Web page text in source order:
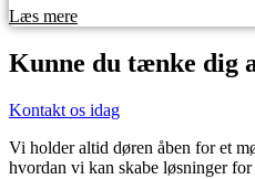
Læs mere
Kunne du tænke dig
Kontakt os idag
Vi holder altid døren åben for et
hvordan vi kan skabe løsninger for